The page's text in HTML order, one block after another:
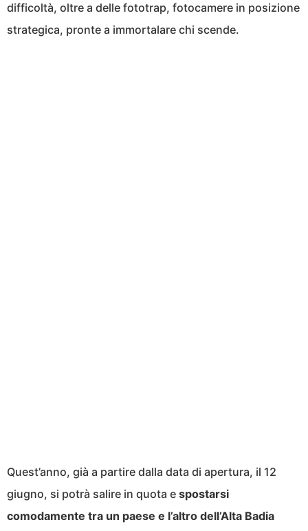
difficoltà, oltre a delle fototrap, fotocamere in posizione
strategica, pronte a immortalare chi scende.
Quest’anno, già a partire dalla data di apertura, il 12
giugno, si potrà salire in quota e spostarsi
comodamente tra un paese e l’altro dell’Alta Badia